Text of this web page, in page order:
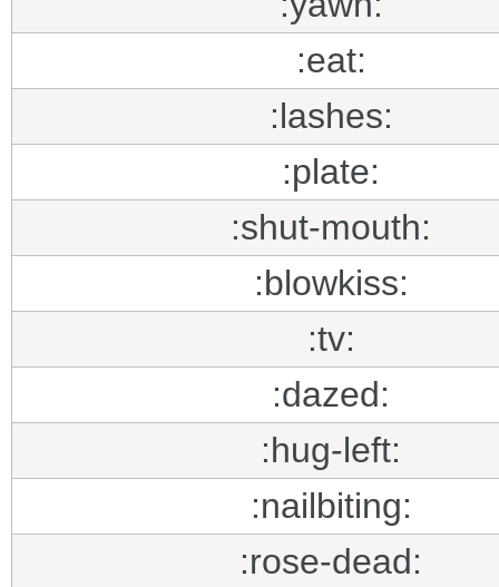
:eat:
:lashes:
:plate:
:shut-mouth:
:blowkiss:
:tv:
:dazed:
:hug-left:
:nailbiting:
:rose-dead: